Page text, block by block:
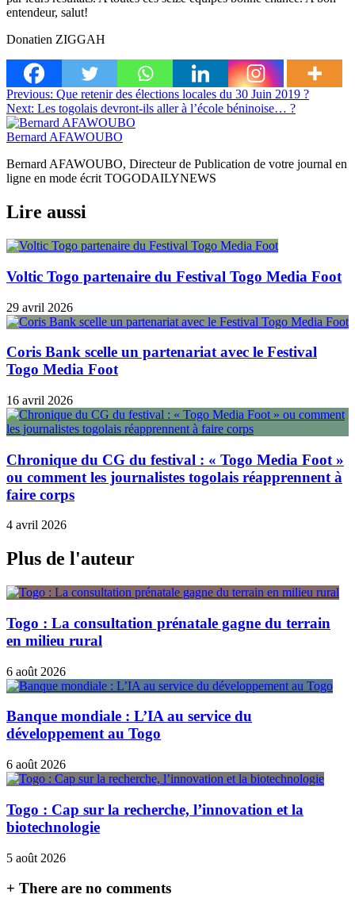
entendeur, salut!
Donatien ZIGGAH
Navigation
de
l’article
Previous: Que retenir des élections locales du 30 Juin 2019 ?
Next: Les togolais devront-ils aller à l’école béninoise… ?
Bernard AFAWOUBO
Bernard AFAWOUBO, Directeur de Publication de votre journal en
ligne en mode écrit TOGODAILYNEWS
Lire aussi
Voltic Togo partenaire du Festival Togo Media Foot
29 avril 2026
Coris Bank scelle un partenariat avec le Festival
Togo Media Foot
16 avril 2026
Chronique du CG du festival : « Togo Media Foot »
ou comment les journalistes togolais réapprennent à
faire corps
4 avril 2026
Plus de l'auteur
Togo : La consultation prénatale gagne du terrain
en milieu rural
6 août 2026
Banque mondiale : L’IA au service du
développement au Togo
6 août 2026
Togo : Cap sur la recherche, l’innovation et la
biotechnologie
5 août 2026
+ There are no comments